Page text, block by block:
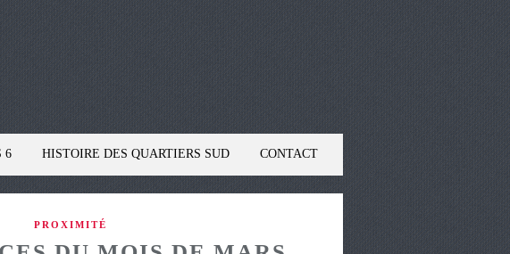
6 HISTOIRE DES QUARTIERS SUD CONTACT
PROXIMITÉ